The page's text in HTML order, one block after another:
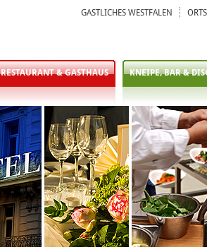
GASTLICHES WESTFALEN
RESTAURANT & GASTHAUS KNEIPE, BAR &